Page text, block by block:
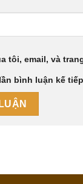
tôi, email, và
bình luận kế